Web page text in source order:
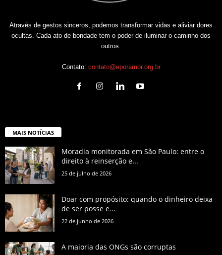
Através de gestos sinceros, podemos transformar vidas e aliviar dores
ocultas. Cada ato de bondade tem o poder de iluminar o caminho dos
outros.
Contato: contato@eporamor.org.br
MAIS NOTÍCIAS
Moradia monitorada em São Paulo: entre o
direito à reinserção e...
25 de julho de 2026
Doar com propósito: quando o dinheiro deixa
de ser posse e...
22 de junho de 2026
A maioria das ONGs são corruptas